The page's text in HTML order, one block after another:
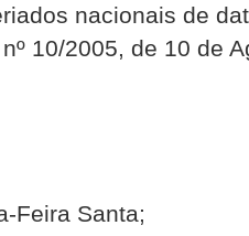
nacionais de
10/2005, de 10 de
Feira Santa;